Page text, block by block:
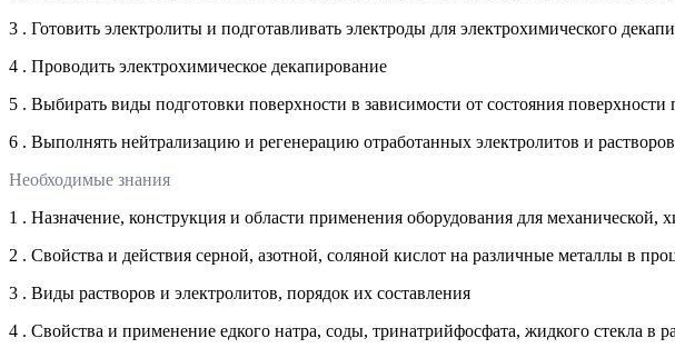
3 . Готовить электролиты и подготавливать электроды для электрохимического
4 . Проводить электрохимическое декапирование
5 . Выбирать виды подготовки поверхности в зависимости от состояния поверхности
6 . Выполнять нейтрализацию и регенерацию отработанных электролитов и растворов
Необходимые знания
1 . Назначение, конструкция и области применения оборудования для
2 . Свойства и действия серной, азотной, соляной кислот на различные металлы в
3 . Виды растворов и электролитов, порядок их составления
4 . Свойства и применение едкого натра, соды, тринатрийфосфата, жидкого стекла в